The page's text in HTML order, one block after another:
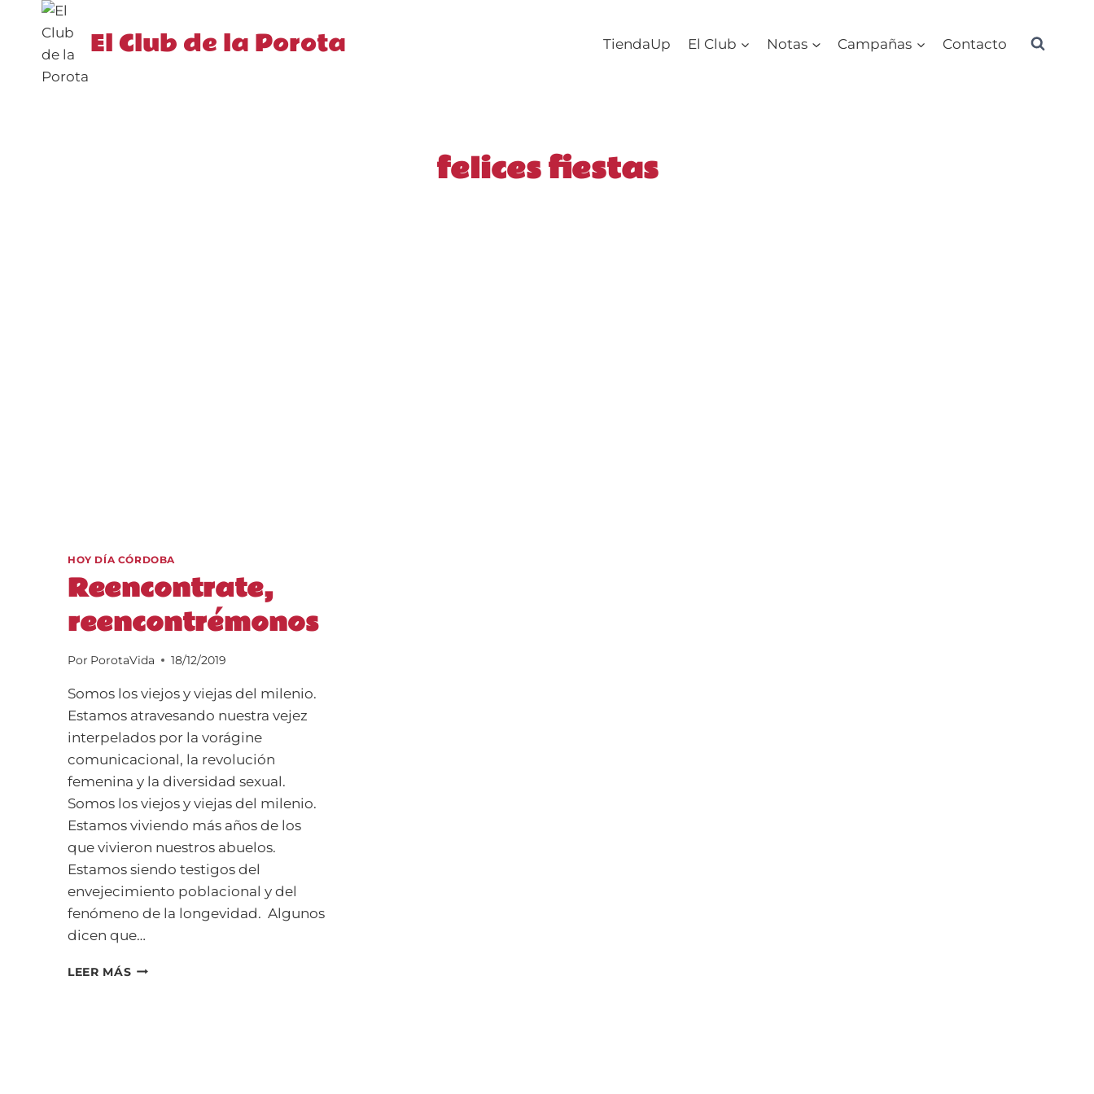
contenido
El Club de la Porota TiendaUp El Club Notas Campañas Contacto
felices fiestas
HOY DÍA CÓRDOBA
Reencontrate,
reencontrémonos
Por PorotaVida 18/12/2019
Somos los viejos y viejas del milenio.
Estamos atravesando nuestra vejez
interpelados por la vorágine
comunicacional, la revolución
femenina y la diversidad sexual.
Somos los viejos y viejas del milenio.
Estamos viviendo más años de los
que vivieron nuestros abuelos.
Estamos siendo testigos del
envejecimiento poblacional y del
fenómeno de la longevidad. Algunos
dicen que…
LEER MÁS REENCONTRATE,